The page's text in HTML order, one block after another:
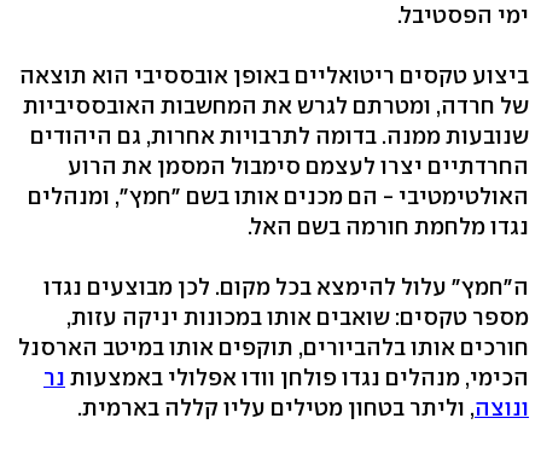
ימי הפסטיבל.
ביצוע טקסים ריטואליים באופן אובססיבי הוא תוצאה
של חרדה, ומטרתם לגרש את המחשבות האובססיביות
שנובעות ממנה. בדומה לתרבויות אחרות, גם היהודים
החרדתיים יצרו לעצמם סימבול המסמן את הרוע
האולטימטיבי - הם מכנים אותו בשם "חמץ", ומנהלים
נגדו מלחמת חורמה בשם האל.
ה"חמץ" עלול להימצא בכל מקום. לכן מבוצעים נגדו
מספר טקסים: שואבים אותו במכונות יניקה עזות,
חורכים אותו בלהביורים, תוקפים אותו במיטב הארסנל
הכימי, מנהלים נגדו פולחן וודו אפלולי באמצעות נר
ונוצה, וליתר בטחון מטילים עליו קללה בארמית.